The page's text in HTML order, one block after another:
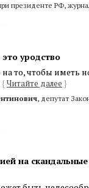
президенте РФ,
уродство
то, чтобы иметь
{ Читайте далее }
, депутат
на